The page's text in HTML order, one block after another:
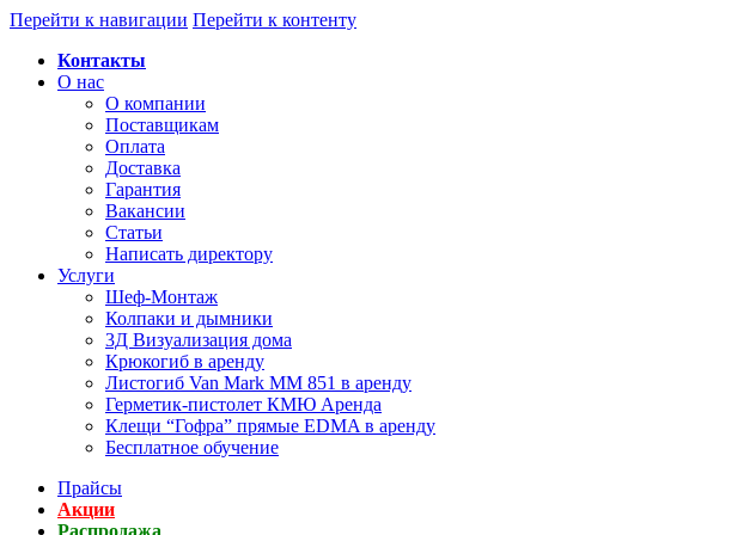
Перейти к навигации Перейти к контенту
Контакты
О нас
О компании
Поставщикам
Оплата
Доставка
Гарантия
Вакансии
Статьи
Написать директору
Услуги
Шеф-Монтаж
Колпаки и дымники
3Д Визуализация дома
Крюкогиб в аренду
Листогиб Van Mark MM 851 в аренду
Герметик-пистолет КМЮ Аренда
Клещи “Гофра” прямые EDMA в аренду
Бесплатное обучение
Прайсы
Акции
Распродажа